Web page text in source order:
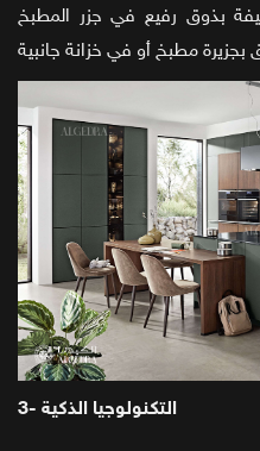
بذوق رفيع في جزر المطبخ
3- التكنولوجيا الذكية